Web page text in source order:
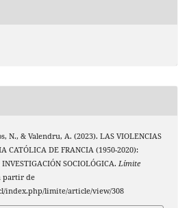
N., & Valendru, A. (2023). LAS VIOLENCIAS
CATÓLICA DE FRANCIA (1950-2020):
SOCIOLÓGICA. Límite
partir de
index.php/limite/article/view/308